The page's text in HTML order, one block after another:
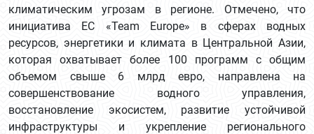
климатическим угрозам в регионе. Отмечено, что
инициатива ЕС «Team Europe» в сферах водных
ресурсов, энергетики и климата в Центральной Азии,
которая охватывает более 100 программ с общим
объемом свыше 6 млрд евро, направлена на
совершенствование водного управления,
восстановление экосистем, развитие устойчивой
инфраструктуры и укрепление регионального